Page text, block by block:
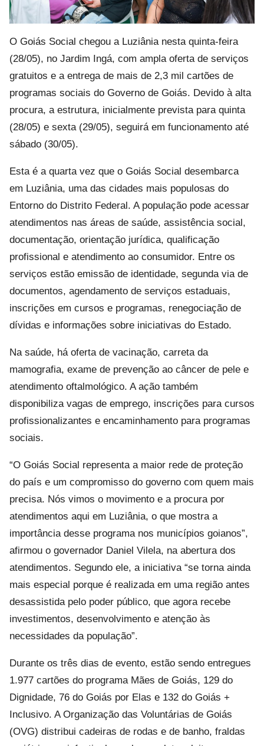
O Goiás Social chegou a Luziânia nesta quinta-feira
(28/05), no Jardim Ingá, com ampla oferta de serviços
gratuitos e a entrega de mais de 2,3 mil cartões de
programas sociais do Governo de Goiás. Devido à alta
procura, a estrutura, inicialmente prevista para quinta
(28/05) e sexta (29/05), seguirá em funcionamento até
sábado (30/05).
Esta é a quarta vez que o Goiás Social desembarca
em Luziânia, uma das cidades mais populosas do
Entorno do Distrito Federal. A população pode acessar
atendimentos nas áreas de saúde, assistência social,
documentação, orientação jurídica, qualificação
profissional e atendimento ao consumidor. Entre os
serviços estão emissão de identidade, segunda via de
documentos, agendamento de serviços estaduais,
inscrições em cursos e programas, renegociação de
dívidas e informações sobre iniciativas do Estado.
Na saúde, há oferta de vacinação, carreta da
mamografia, exame de prevenção ao câncer de pele e
atendimento oftalmológico. A ação também
disponibiliza vagas de emprego, inscrições para cursos
profissionalizantes e encaminhamento para programas
sociais.
“O Goiás Social representa a maior rede de proteção
do país e um compromisso do governo com quem mais
precisa. Nós vimos o movimento e a procura por
atendimentos aqui em Luziânia, o que mostra a
importância desse programa nos municípios goianos”,
afirmou o governador Daniel Vilela, na abertura dos
atendimentos. Segundo ele, a iniciativa “se torna ainda
mais especial porque é realizada em uma região antes
desassistida pelo poder público, que agora recebe
investimentos, desenvolvimento e atenção às
necessidades da população”.
Durante os três dias de evento, estão sendo entregues
1.977 cartões do programa Mães de Goiás, 129 do
Dignidade, 76 do Goiás por Elas e 132 do Goiás +
Inclusivo. A Organização das Voluntárias de Goiás
(OVG) distribui cadeiras de rodas e de banho, fraldas